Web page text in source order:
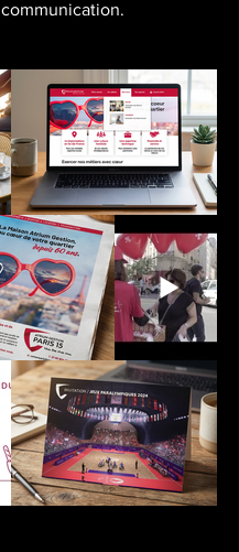
communication.